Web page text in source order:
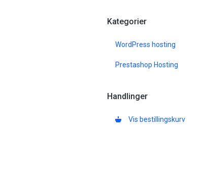
Kategorier
WordPress hosting
Prestashop Hosting
Handlinger
Vis bestillingskurv